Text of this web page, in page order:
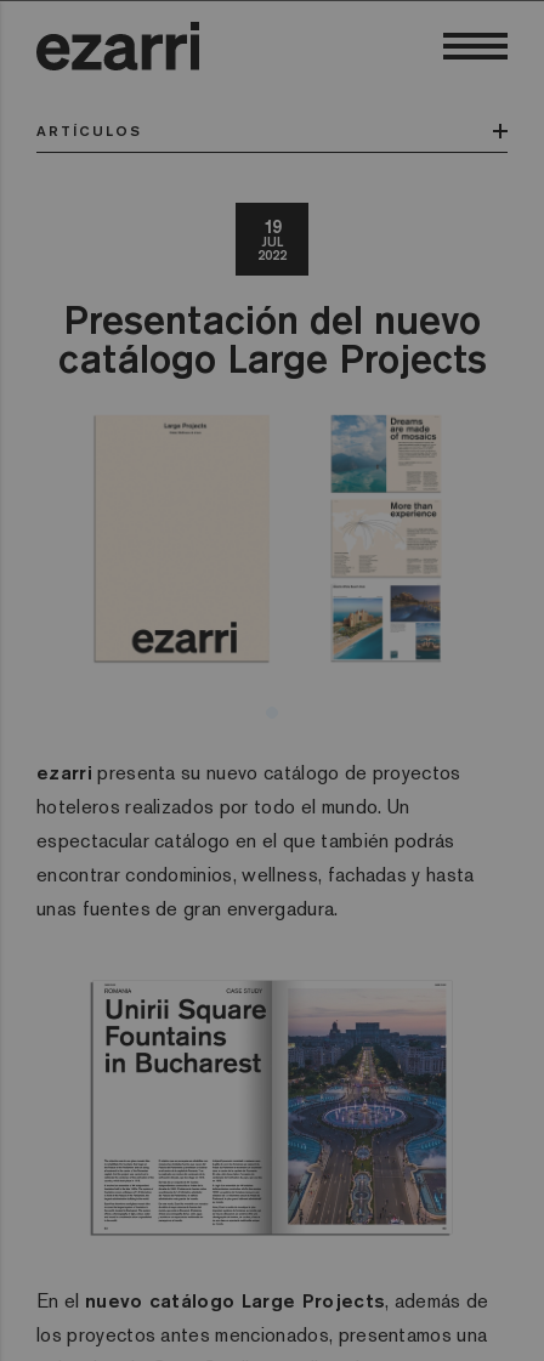
ARTÍCULOS
19
JUL
2022
Presentación del nuevo
catálogo Large Projects
ezarri presenta su nuevo catálogo de proyectos
hoteleros realizados por todo el mundo. Un
espectacular catálogo en el que también podrás
encontrar condominios, wellness, fachadas y hasta
unas fuentes de gran envergadura.
En el nuevo catálogo Large Projects, además de
los proyectos antes mencionados, presentamos una